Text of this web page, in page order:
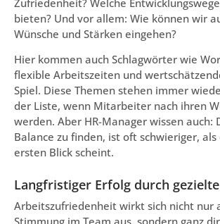
bieten? Und vor allem: Wie können wir
Wünsche und Stärken eingehen?
Hier kommen auch Schlagwörter wie
flexible Arbeitszeiten und
Spiel. Diese Themen stehen immer
der Liste, wenn Mitarbeiter nach ihren
werden. Aber HR-Manager wissen auch:
Balance zu finden, ist oft schwieriger, als
ersten Blick scheint.
Langfristiger Erfolg durch
Arbeitszufriedenheit wirkt sich nicht nur